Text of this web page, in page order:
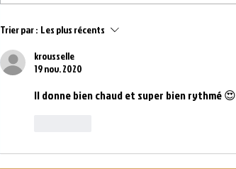
Trier par : Les plus récents
krousselle
19 nov. 2020
Il donne bien chaud et super bien rythmé 😍